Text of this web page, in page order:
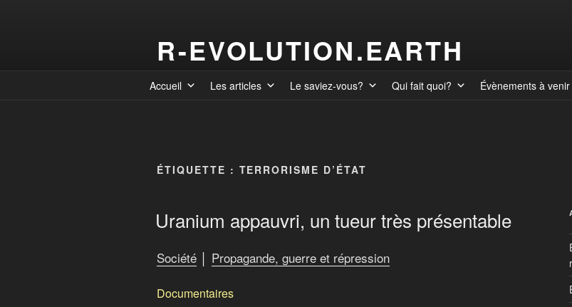
R-EVOLUTION.EARTH
Accueil Les articles Le saviez-vous? Qui fait quoi? Évènements à venir
ÉTIQUETTE : TERRORISME D’ÉTAT
Uranium appauvri, un tueur très présentable
Société │ Propagande, guerre et répression
Documentaires